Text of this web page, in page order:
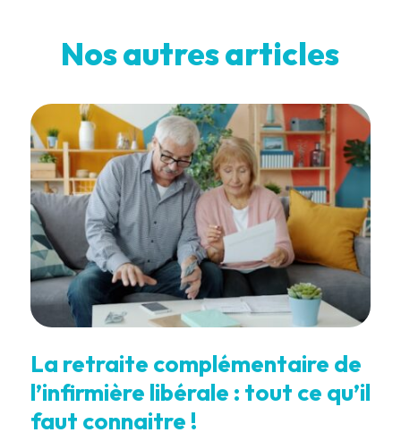
Nos autres articles
La retraite complémentaire de
l’infirmière libérale : tout ce qu’il
faut connaitre !